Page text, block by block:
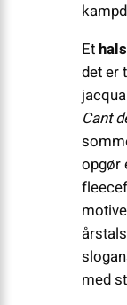
Et
det er
Cant
opgør
med